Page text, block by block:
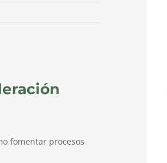
fomentar procesos